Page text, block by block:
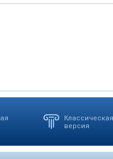
Классическая
версия
совета, состоявшемся
росте в России и его
(ЦСР) Алексей
в геополитике
суверенитетом,
но и до конца своей жизни